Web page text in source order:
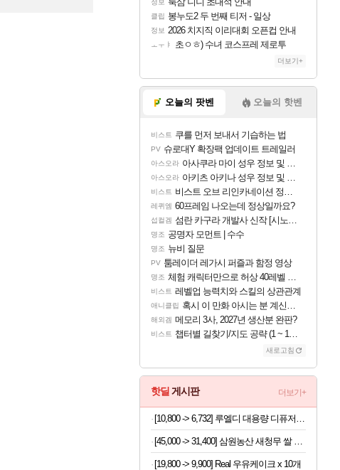
정보
클립 봉누도2 두 번째 티저 - 일상
정보 2026 치지직 이리대회 오픈컵 안내
ㅗㅜㅑ 초ㅇㅎ) 수녀 코스프레 제로투
더보기+
오늘의 팟벤 오늘의 핫벤
비스트 쿠를 먼저 보내서 기습하는 법
PV 슈로대Y 확장팩 업데이트 트레일러
아스오라 아사쿠라 마이 성우 정보 및 주요 필모
아스오라 아키츠 아키나 성우 정보 및 주요 필모
비스트 비스트 오브 리인카네이션 정보/공략글 모음
레퀴엠 60프레임 나오는데 정상일까요?
섭컬겜 섬란 카구라 개발사 신작 [시노비 넥서스] 연내 출시 예정
명조 공명자 모먼트 | 수수
명조 뉴비 질문
PV 툼레이더 레가시 퍼즐과 함정 영상
명조 체험 캐릭터만으로 허상 40레벨 하이와티아 5분 컷!｜에이메스·린네·모니에 명함
비스트 레벨업 능력치와 스킬의 상관관계
애니클립 혹시 이 만화 아시는 분 계신가요
해외겜 메모리 3사, 2027년 생산분 완판?
비스트 챕터별 길찾기/지도 공략 (1 ~ 12장)
새로고침
핫딜 게시판 더보기+
[19,800 -> 9,900] Real 우유케이크 x 10개